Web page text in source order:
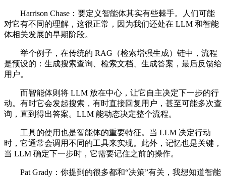
Harrison Chase：要定义智能体其实有些棘手。人们可能
对它有不同的理解，这很正常，因为我们还处在 LLM 和智能
体相关发展的早期阶段。
举个例子，在传统的 RAG（检索增强生成）链中，流程
是预设的：生成搜索查询、检索文档、生成答案，最后反馈给
用户。
而智能体则将 LLM 放在中心，让它自主决定下一步的行
动。有时它会发起搜索，有时直接回复用户，甚至可能多次查
询，直到得出答案。LLM 能动态决定整个流程。
工具的使用也是智能体的重要特征。当 LLM 决定行动
时，它通常会调用不同的工具来实现。此外，记忆也是关键，
当 LLM 确定下一步时，它需要记住之前的操作。
Pat Grady：你提到的很多都和“决策”有关，我想知道智能